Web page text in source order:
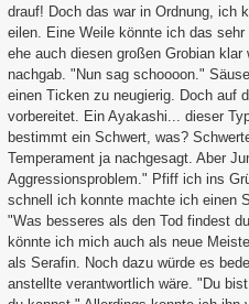
drauf! Doch das war in Ordnung, ich
eilen. Eine Weile könnte ich das
ehe auch diesen großen Grobian
nachgab. "Nun sag schoooon."
einen Ticken zu neugierig. Doch auf
vorbereitet. Ein Ayakashi... dieser
bestimmt ein Schwert, was?
Temperament ja nachgesagt. Aber
Aggressionsproblem." Pfiff ich ins
schnell ich konnte machte ich einen
"Was besseres als den Tod findest
könnte ich mich auch als neue
als Serafin. Noch dazu würde es
anstellte verantwortlich wäre. "Du